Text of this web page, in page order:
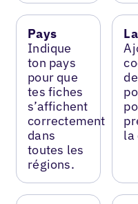
Pays
Indique
ton pays
pour que
tes fiches
s’affichent
correctement
dans
toutes les
régions.
la